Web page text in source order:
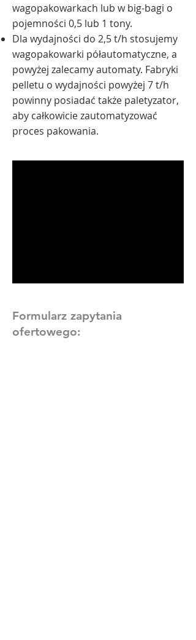
wagopakowarkach lub w big-bagi o
pojemności 0,5 lub 1 tony.
Dla wydajności do 2,5 t/h stosujemy
wagopakowarki półautomatyczne, a
powyżej zalecamy automaty. Fabryki
pelletu o wydajności powyżej 7 t/h
powinny posiadać także paletyzator,
aby całkowicie zautomatyzować
proces pakowania.
Formularz zapytania
ofertowego: